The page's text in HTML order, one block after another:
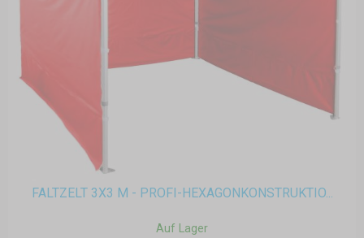
FALTZELT 3X3 M - PROFI-HEXAGONKONSTRUKTIO...
Auf Lager